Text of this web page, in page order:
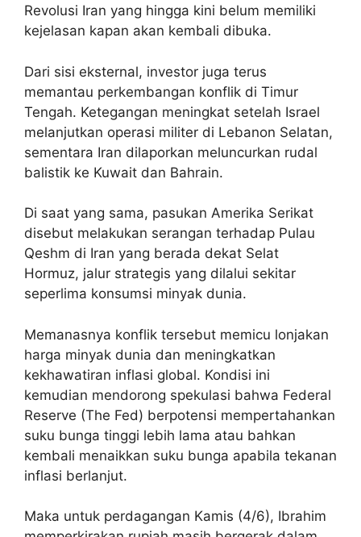
Revolusi Iran yang hingga kini belum memiliki
kejelasan kapan akan kembali dibuka.
Dari sisi eksternal, investor juga terus
memantau perkembangan konflik di Timur
Tengah. Ketegangan meningkat setelah Israel
melanjutkan operasi militer di Lebanon Selatan,
sementara Iran dilaporkan meluncurkan rudal
balistik ke Kuwait dan Bahrain.
Di saat yang sama, pasukan Amerika Serikat
disebut melakukan serangan terhadap Pulau
Qeshm di Iran yang berada dekat Selat
Hormuz, jalur strategis yang dilalui sekitar
seperlima konsumsi minyak dunia.
Memanasnya konflik tersebut memicu lonjakan
harga minyak dunia dan meningkatkan
kekhawatiran inflasi global. Kondisi ini
kemudian mendorong spekulasi bahwa Federal
Reserve (The Fed) berpotensi mempertahankan
suku bunga tinggi lebih lama atau bahkan
kembali menaikkan suku bunga apabila tekanan
inflasi berlanjut.
Maka untuk perdagangan Kamis (4/6), Ibrahim